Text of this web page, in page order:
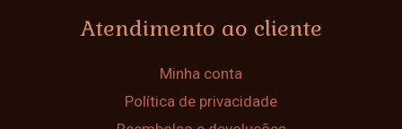
Atendimento ao cliente
Minha conta
Política de privacidade